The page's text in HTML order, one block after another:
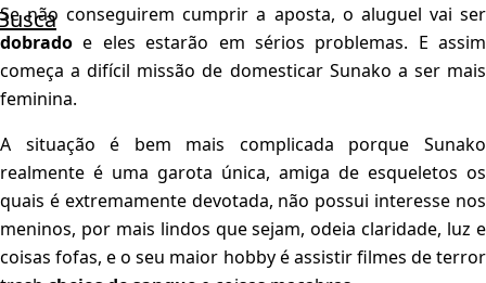
Se não conseguirem cumprir a aposta, o aluguel vai ser
dobrado e eles estarão em sérios problemas. E assim
começa a difícil missão de domesticar Sunako a ser mais
feminina.
A situação é bem mais complicada porque Sunako
realmente é uma garota única, amiga de esqueletos os
quais é extremamente devotada, não possui interesse nos
meninos, por mais lindos que sejam, odeia claridade, luz e
coisas fofas, e o seu maior hobby é assistir filmes de terror